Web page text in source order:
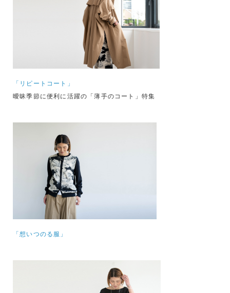
「リピートコート」
曖昧季節に便利に活躍の「薄手のコート」特集
「想いつのる服」